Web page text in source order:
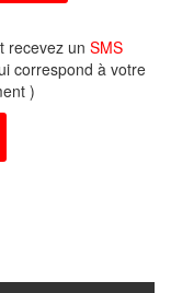
recevez un SMS
correspond à votre
)